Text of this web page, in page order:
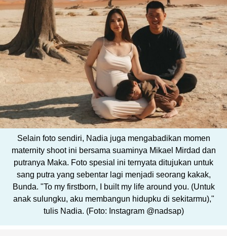
Selain foto sendiri, Nadia juga mengabadikan momen
maternity shoot ini bersama suaminya Mikael Mirdad dan
putranya Maka. Foto spesial ini ternyata ditujukan untuk
sang putra yang sebentar lagi menjadi seorang kakak,
Bunda. "To my firstborn, I built my life around you. (Untuk
anak sulungku, aku membangun hidupku di sekitarmu),"
tulis Nadia. (Foto: Instagram @nadsap)